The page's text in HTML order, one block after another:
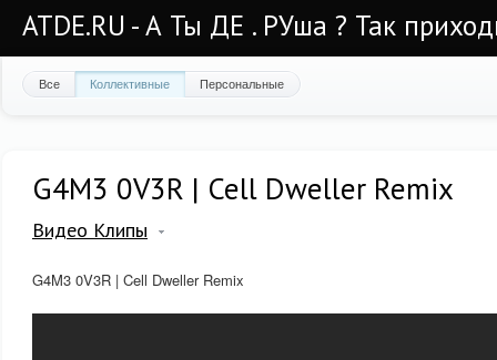
ATDE.RU - А Ты ДЕ . РУша ? Так
Все Коллективные Персональные
G4M3 0V3R | Cell Dweller Remix
Видео Клипы
G4M3 0V3R | Cell Dweller Remix